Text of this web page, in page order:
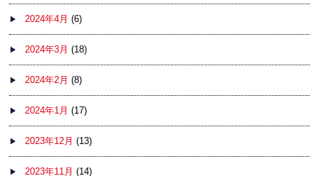
2024年4月 (6)
2024年3月 (18)
2024年2月 (8)
2024年1月 (17)
2023年12月 (13)
2023年11月 (14)